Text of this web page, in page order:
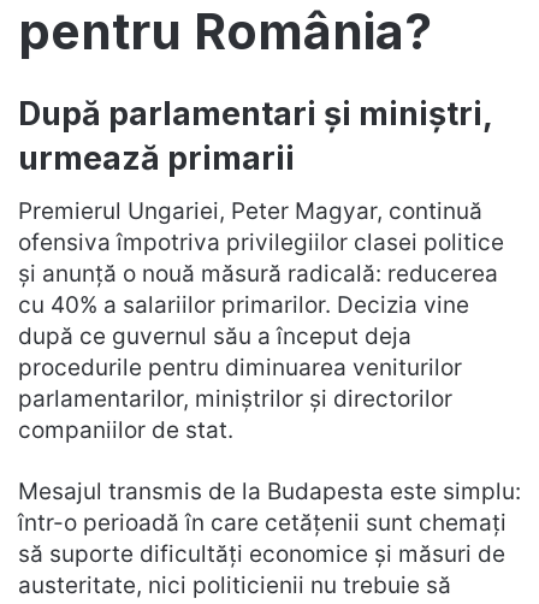
pentru România?
După parlamentari și miniștri,
urmează primarii
Premierul Ungariei, Peter Magyar, continuă
ofensiva împotriva privilegiilor clasei politice
și anunță o nouă măsură radicală: reducerea
cu 40% a salariilor primarilor. Decizia vine
după ce guvernul său a început deja
procedurile pentru diminuarea veniturilor
parlamentarilor, miniștrilor și directorilor
companiilor de stat.
Mesajul transmis de la Budapesta este simplu:
într-o perioadă în care cetățenii sunt chemați
să suporte dificultăți economice și măsuri de
austeritate, nici politicienii nu trebuie să